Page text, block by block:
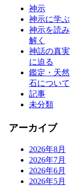
神示
神示に学ぶ
神示を読み
解く
神話の真実
に迫る
鑑定・天然
石について
記事
未分類
アーカイブ
2026年8月
2026年7月
2026年6月
2026年5月